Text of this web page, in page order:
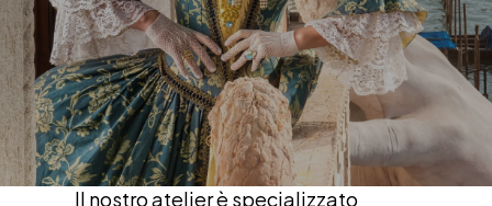
Il nostro atelier è specializzato